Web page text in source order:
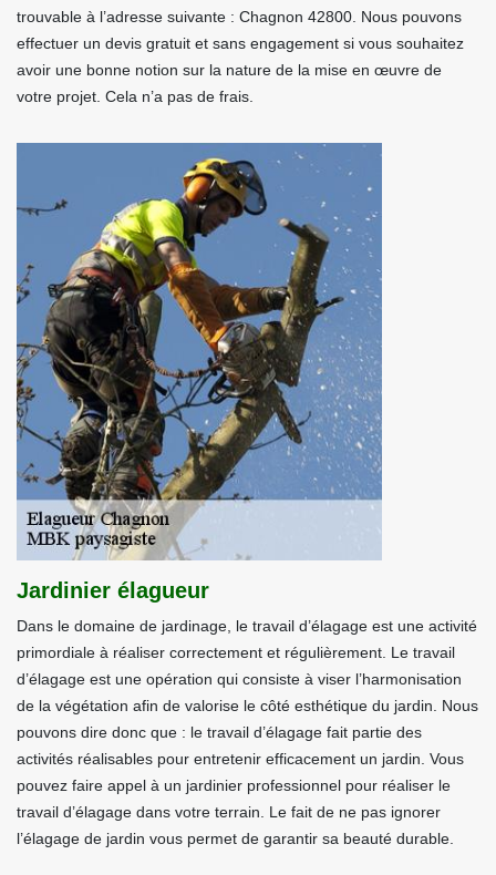
trouvable à l’adresse suivante : Chagnon 42800. Nous pouvons
effectuer un devis gratuit et sans engagement si vous souhaitez
avoir une bonne notion sur la nature de la mise en œuvre de
votre projet. Cela n’a pas de frais.
Jardinier élagueur
Dans le domaine de jardinage, le travail d’élagage est une activité
primordiale à réaliser correctement et régulièrement. Le travail
d’élagage est une opération qui consiste à viser l’harmonisation
de la végétation afin de valorise le côté esthétique du jardin. Nous
pouvons dire donc que : le travail d’élagage fait partie des
activités réalisables pour entretenir efficacement un jardin. Vous
pouvez faire appel à un jardinier professionnel pour réaliser le
travail d’élagage dans votre terrain. Le fait de ne pas ignorer
l’élagage de jardin vous permet de garantir sa beauté durable.